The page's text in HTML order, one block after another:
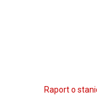
Raport o